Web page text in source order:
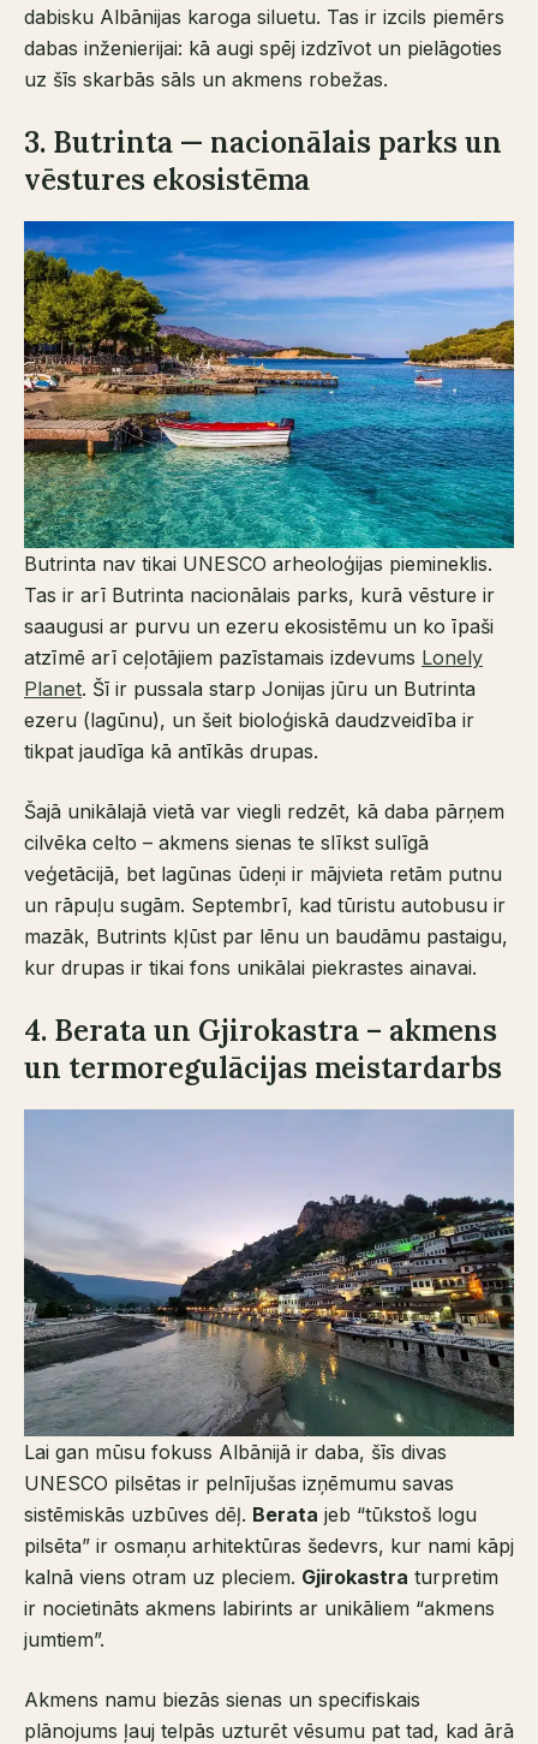
dabisku Albānijas karoga siluetu. Tas ir izcils piemērs
dabas inženierijai: kā augi spēj izdzīvot un pielāgoties
uz šīs skarbās sāls un akmens robežas.
3. Butrinta — nacionālais parks un
vēstures ekosistēma
Butrinta nav tikai UNESCO arheoloģijas piemineklis.
Tas ir arī Butrinta nacionālais parks, kurā vēsture ir
saaugusi ar purvu un ezeru ekosistēmu un ko īpaši
atzīmē arī ceļotājiem pazīstamais izdevums Lonely
Planet. Šī ir pussala starp Jonijas jūru un Butrinta
ezeru (lagūnu), un šeit bioloģiskā daudzveidība ir
tikpat jaudīga kā antīkās drupas.
Šajā unikālajā vietā var viegli redzēt, kā daba pārņem
cilvēka celto – akmens sienas te slīkst sulīgā
veģetācijā, bet lagūnas ūdeņi ir mājvieta retām putnu
un rāpuļu sugām. Septembrī, kad tūristu autobusu ir
mazāk, Butrints kļūst par lēnu un baudāmu pastaigu,
kur drupas ir tikai fons unikālai piekrastes ainavai.
4. Berata un Gjirokastra – akmens
un termoregulācijas meistardarbs
Lai gan mūsu fokuss Albānijā ir daba, šīs divas
UNESCO pilsētas ir pelnījušas izņēmumu savas
sistēmiskās uzbūves dēļ. Berata jeb “tūkstoš logu
pilsēta” ir osmaņu arhitektūras šedevrs, kur nami kāpj
kalnā viens otram uz pleciem. Gjirokastra turpretim
ir nocietināts akmens labirints ar unikāliem “akmens
jumtiem”.
Akmens namu biezās sienas un specifiskais
plānojums ļauj telpās uzturēt vēsumu pat tad, kad ārā